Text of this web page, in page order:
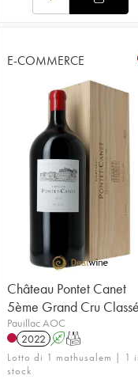
E-COMMERCE
Château Pontet Canet
5ème Grand Cru Classé
Pauillac AOC
2022 AT
Lotto di 1 mathusalem | 1
stock